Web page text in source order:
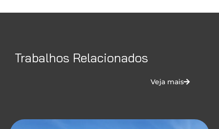
Trabalhos Relacionados
Veja mais